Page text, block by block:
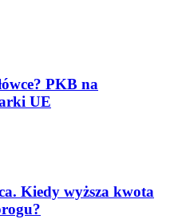
PKB na
UE
Kiedy wyższa kwota